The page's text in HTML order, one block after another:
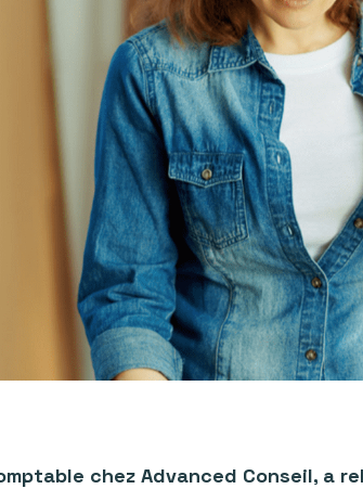
chez Advanced Conseil, a